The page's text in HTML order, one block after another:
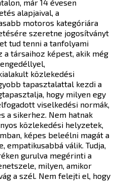
már 14 évesen
alapjaival, a
motoros kategóriára
szeretne jogosítványt
tud tenni a tanfolyami
a társaihoz képest, akik még
közlekedési
tapasztalattal kezdi a
hogy milyen egy
viselkedési normák,
a sikerhez. Nem hatnak
közlekedési helyzetek,
képes beleélni magát a
válik. Tudja,
gurulva megérinti a
milyen, amikor
a szél. Nem felejti el, hogy